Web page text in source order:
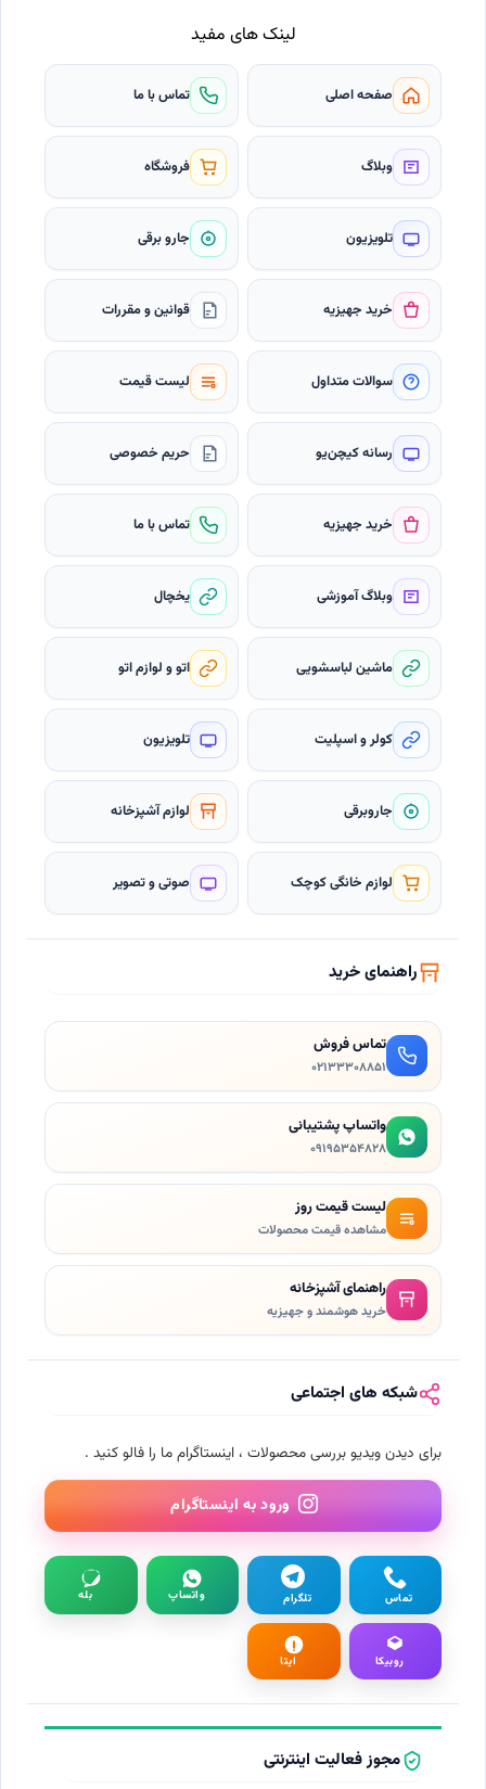
لینک های مفید
صفحه اصلی تماس با ما
وبلاگ فروشگاه
تلویزیون جارو برقی
خرید جهیزیه قوانین و مقررات
سوالات متداول لیست قیمت
رسانه کیچن‌یو حریم خصوصی
خرید جهیزیه تماس با ما
وبلاگ آموزشی یخچال
ماشین لباسشویی اتو و لوازم اتو
کولر و اسپلیت تلویزیون
جاروبرقی لوازم آشپزخانه
لوازم خانگی کوچک صوتی و تصویر
راهنمای خرید
تماس فروش
۰۲۱٣۳۳۰۸۸۵۱
واتساپ پشتیبانی
۰۹۱۹۵۳۵۴۸۲۸
لیست قیمت روز
مشاهده قیمت محصولات
راهنمای آشپزخانه
خرید هوشمند و جهیزیه
شبکه های اجتماعی
برای دیدن ویدیو بررسی محصولات ، اینستاگرام ما را فالو کنید .
ورود به اینستاگرام
تماس تلگرام واتساپ بله
روبیکا ایتا
مجوز فعالیت اینترنتی